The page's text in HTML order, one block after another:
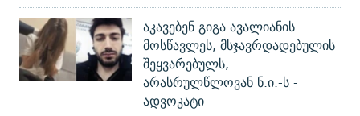
აკავებენ გიგა ავალიანის
მოსწავლეს, მსჯავრდადებულის
შეყვარებულს,
არასრულწლოვან ნ.ი.-ს -
ადვოკატი